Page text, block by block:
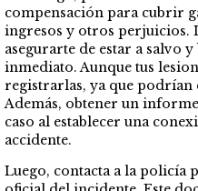
compensación para cubrir
ingresos y otros perjuicios.
asegurarte de estar a salvo
inmediato. Aunque tus
registrarlas, ya que
Además, obtener un
caso al establecer una
accidente.
Luego, contacta a la policía